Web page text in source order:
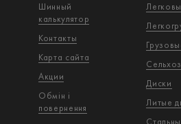
Шинный
калькулятор
Контакты
Карта сайта
Акции
Обмін і
повернення
Диски
Литые